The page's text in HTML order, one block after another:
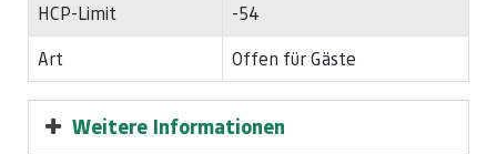
HCP-Limit
-54
Art
Offen für Gäste
Weitere Informationen